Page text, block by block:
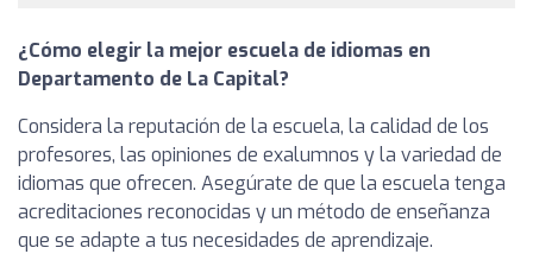
¿Cómo elegir la mejor escuela de idiomas en
Departamento de La Capital?
Considera la reputación de la escuela, la calidad de los
profesores, las opiniones de exalumnos y la variedad de
idiomas que ofrecen. Asegúrate de que la escuela tenga
acreditaciones reconocidas y un método de enseñanza
que se adapte a tus necesidades de aprendizaje.